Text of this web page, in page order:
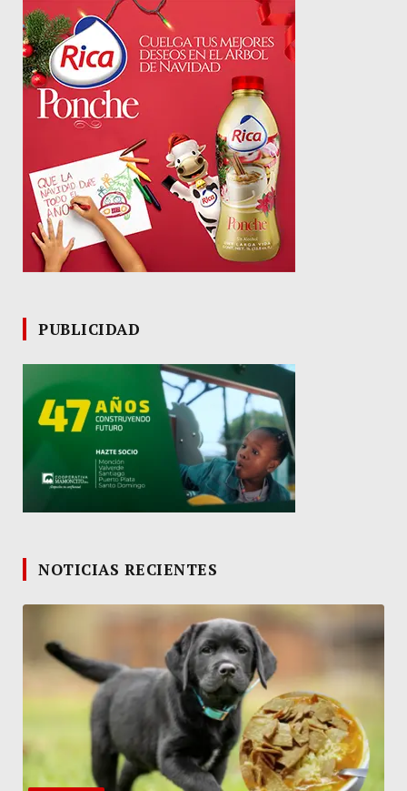
PUBLICIDAD
NOTICIAS RECIENTES